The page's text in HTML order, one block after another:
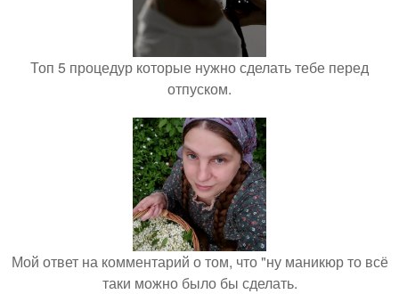
Топ 5 процедур которые нужно сделать тебе перед
отпуском.
Мой ответ на комментарий о том, что "ну маникюр то всё
таки можно было бы сделать.